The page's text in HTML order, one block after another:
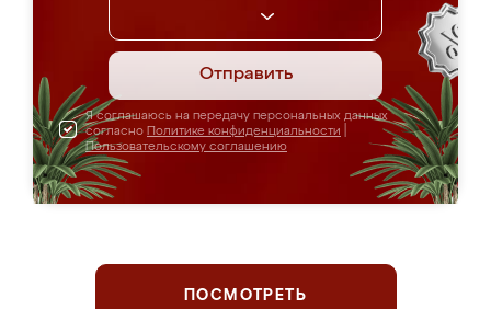
Отправить
Я соглашаюсь на передачу персональных данных
согласно Политике конфиденциальности
Пользовательскому соглашению
ПОСМОТРЕТЬ